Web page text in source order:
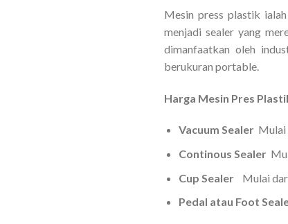
Mesin press plastik
menjadi sealer yang
dimanfaatkan oleh
berukuran portable.
Harga Mesin Pres
Vacuum SealerMulai
Continous Sealer
Cup SealerMulai dari
Pedal atau Foot